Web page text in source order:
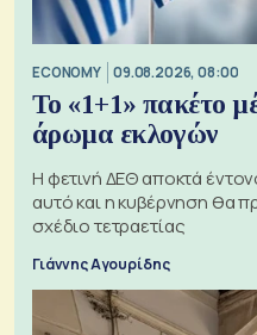
ECONOMY 09.08.2026, 08:00
Το «1+1» πακέτο
άρωμα εκλογών
Η φετινή ΔΕΘ αποκτά
αυτό και η κυβέρνηση θα
σχέδιο τετραετίας
Γιάννης Αγουρίδης